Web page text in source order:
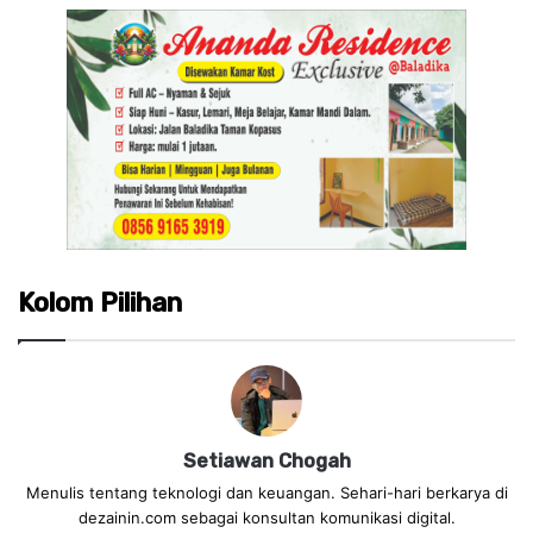
Kolom Pilihan
Setiawan Chogah
Menulis tentang teknologi dan keuangan. Sehari-hari berkarya di
dezainin.com sebagai konsultan komunikasi digital.